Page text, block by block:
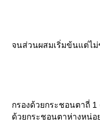
จนส่วนผสมเริ่มข้นแต่ไม่
กรองด้วยกระชอนตาถี่
ด้วยกระชอนตาห่างหน่อ